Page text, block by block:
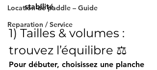
Location de paddle – Guide
Reparation / Service
stabilité.
1) Tailles & volumes :
trouvez l’équilibre ⚖️
Pour débuter, choisissez une planche